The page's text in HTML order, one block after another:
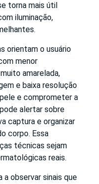
torna mais útil
iluminação,
orientam o usuário
menor
amarelada,
e baixa resolução
e comprometer a
alertar sobre
captura e organizar
corpo. Essa
técnicas sejam
reais.
a observar sinais que